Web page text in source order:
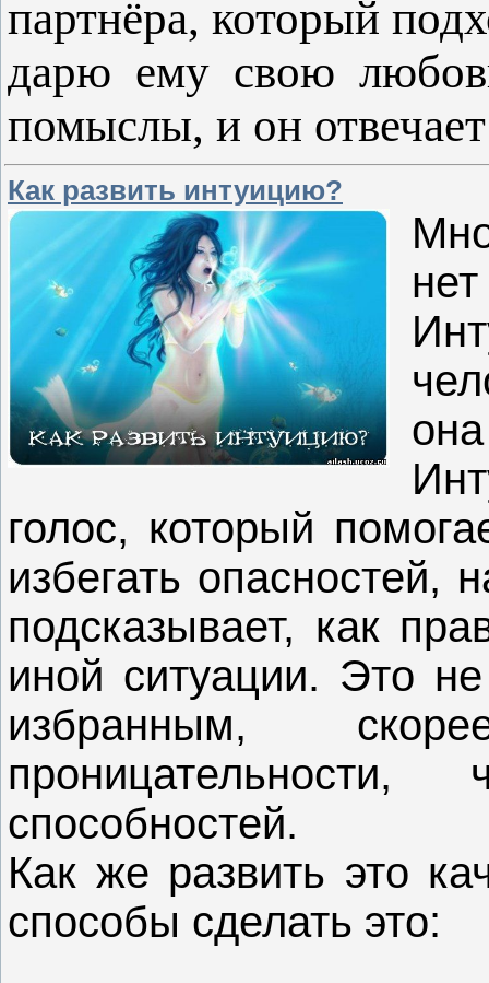
партнёра, который
дарю ему свою
помыслы, и он
Как развить интуицию?
голос, который
избегать опасностей,
подсказывает, как
иной ситуации. Это
избранным,
способностей.
Как же развить это
способы сделать это: